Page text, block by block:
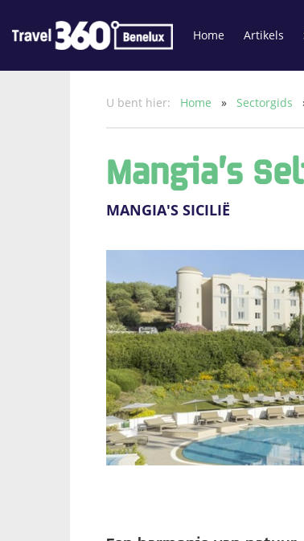
Home Artikels
U bent hier: Home » Sectorgids
Mangia’s
MANGIA'S SICILIË